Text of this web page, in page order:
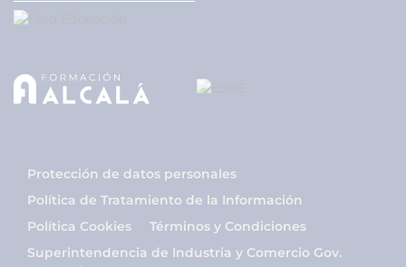
Protección de datos personales
Política de Tratamiento de la Información
Política Cookies
Términos y Condiciones
Superintendencia de Industria y Comercio Gov.